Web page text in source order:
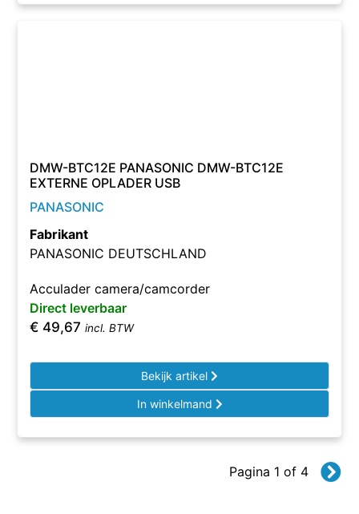
DMW-BTC12E PANASONIC DMW-BTC12E
EXTERNE OPLADER USB
PANASONIC
Fabrikant
PANASONIC DEUTSCHLAND
Acculader camera/camcorder
Direct leverbaar
€ 49,67 incl. BTW
Bekijk artikel
In winkelmand
Pagina 1 of 4